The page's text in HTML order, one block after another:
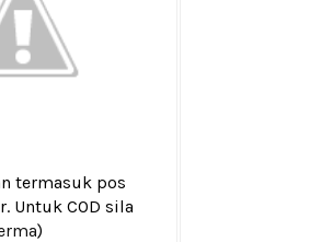
termasuk pos
Untuk COD sila
)